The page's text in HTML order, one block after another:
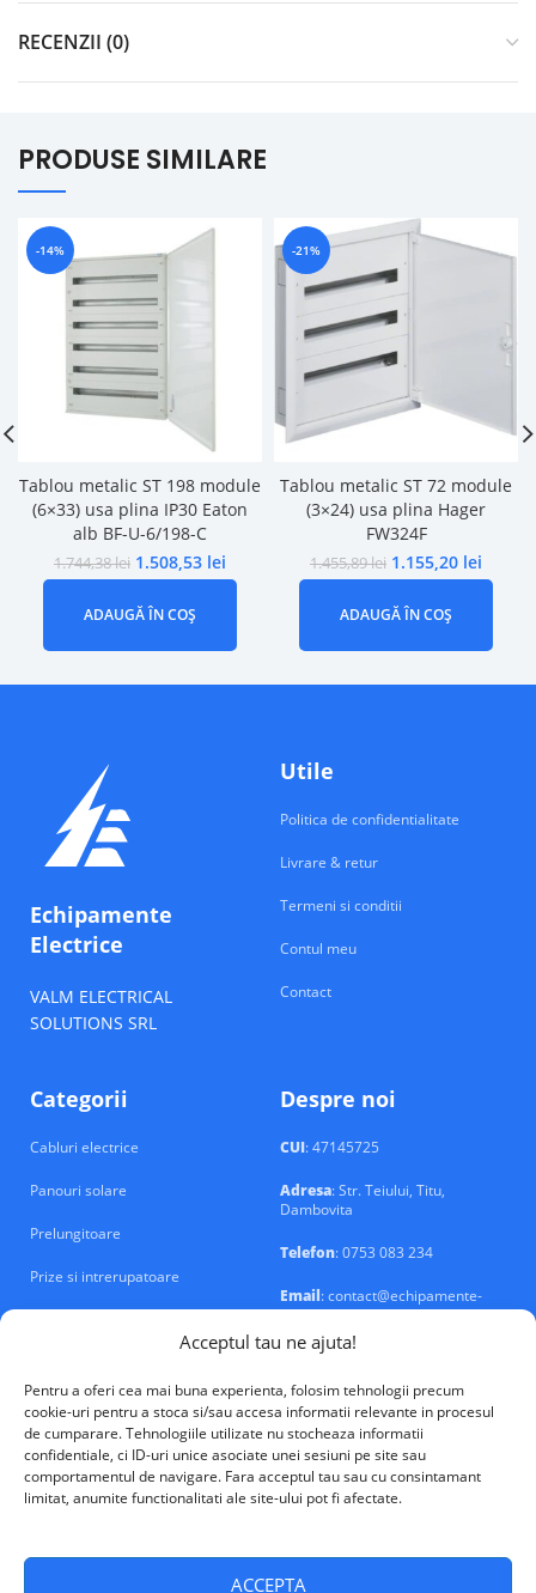
Acceptul tau ne ajuta!
Pentru a oferi cea mai buna experienta, folosim tehnologii precum
cookie-uri pentru a stoca si/sau accesa informatii relevante in procesul
de cumparare. Tehnologiile utilizate nu stocheaza informatii
confidentiale, ci ID-uri unice asociate unei sesiuni pe site sau
comportamentul de navigare. Fara acceptul tau sau cu consintamant
limitat, anumite functionalitati ale site-ului pot fi afectate.
ACCEPTA
RECENZII (0)
PRODUSE SIMILARE
-14%
Tablou metalic ST 198 module
(6×33) usa plina IP30 Eaton
alb BF-U-6/198-C
1.744,38lei 1.508,53 lei
ADAUGĂ ÎN COȘ
-21%
Tablou metalic ST 72 module
(3×24) usa plina Hager
FW324F
1.455,89lei 1.155,20 lei
ADAUGĂ ÎN COȘ
Echipamente
Electrice
VALM ELECTRICAL
SOLUTIONS SRL
Utile
Politica de confidentialitate
Livrare & retur
Termeni si conditii
Contul meu
Contact
Categorii
Cabluri electrice
Panouri solare
Prelungitoare
Prize si intrerupatoare
Despre noi
CUI: 47145725
Adresa: Str. Teiului, Titu,
Dambovita
Telefon: 0753 083 234
Email: contact@echipamente-
electrice.ro
VALM Electrical Solutions © 2026